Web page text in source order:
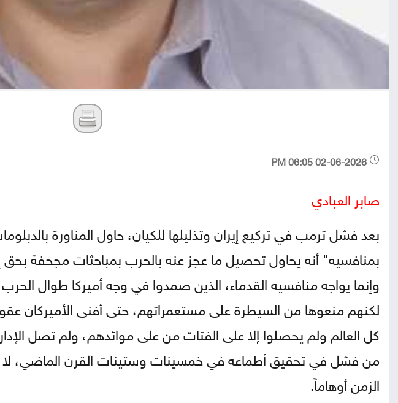
صابر العبادي
بعد فشل ترمب في تركيع إيران وتذليلها للكيان، حاول المناورة
بمنافسيه" أنه يحاول تحصيل ما عجز عنه بالحرب بمباحثات مجحفة بحق
وإنما يواجه منافسيه القدماء، الذين صمدوا في وجه أميركا طوال الحرب
لكنهم منعوها من السيطرة على مستعمراتهم، حتى أفنى الأميركان
كل العالم ولم يحصلوا إلا على الفتات من على موائدهم، ولم تصل
من فشل في تحقيق أطماعه في خمسينات وستينات القرن الماضي، لا
الزمن أوهاماً.